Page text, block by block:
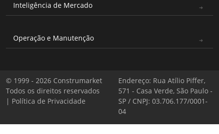
Inteligência de Mercado
Operação e Manutenção
© 1999 - 2026 Construmarket
Todos os direitos reservados
| Política de Privacidade
Endereço: Rua Atílio Piffer,
571 - Casa Verde, São Paulo -
SP / CNPJ: 03.706.177/0001-
04